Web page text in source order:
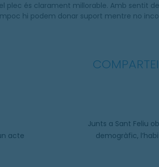
plec és clarament millorable. Amb sentit
hi podem donar suport mentre no
acte
Junts a Sant Feliu
demogràfic,